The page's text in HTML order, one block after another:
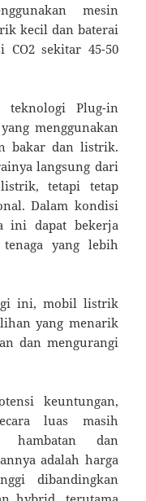
mesin
kecil dan baterai
sekitar 45-50
teknologi Plug-in
menggunakan
bakar dan listrik.
langsung dari
tetapi tetap
Dalam kondisi
ini dapat bekerja
yang lebih
ini, mobil listrik
yang menarik
dan mengurangi
keuntungan,
luas masih
hambatan dan
adalah harga
dibandingkan